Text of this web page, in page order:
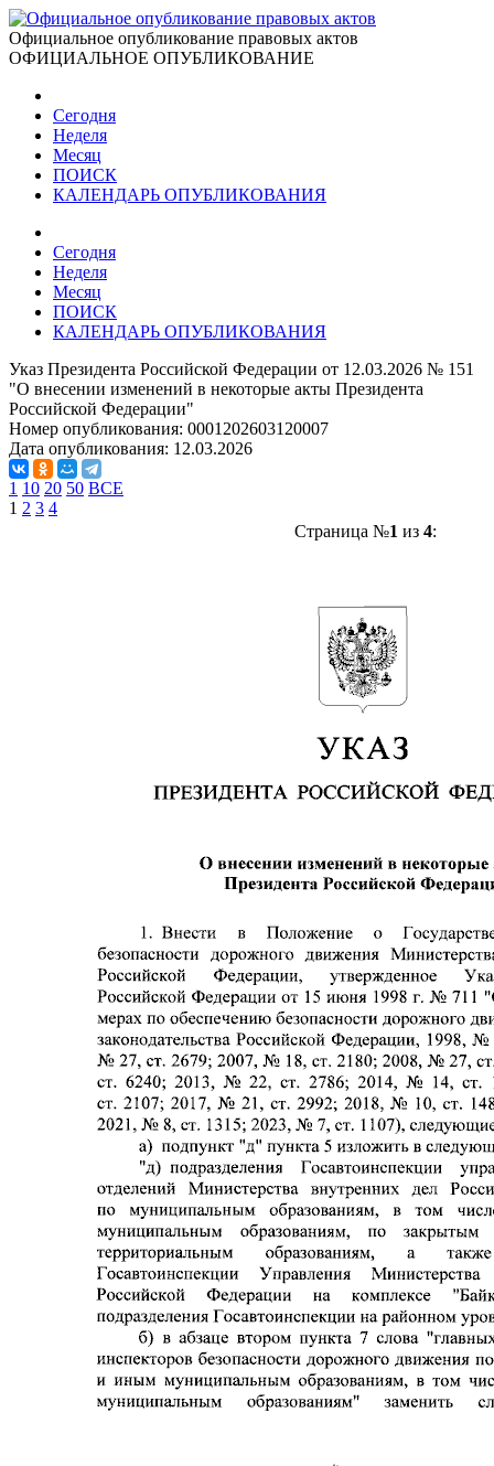
Официальное опубликование правовых актов
ОФИЦИАЛЬНОЕ ОПУБЛИКОВАНИЕ
Сегодня
Неделя
Месяц
ПОИСК
КАЛЕНДАРЬ ОПУБЛИКОВАНИЯ
Сегодня
Неделя
Месяц
ПОИСК
КАЛЕНДАРЬ ОПУБЛИКОВАНИЯ
Указ Президента Российской Федерации от 12.03.2026 № 151
"О внесении изменений в некоторые акты Президента
Российской Федерации"
Номер опубликования: 0001202603120007
Дата опубликования: 12.03.2026
1 10 20 50 ВСЕ
1 2 3 4
Страница №1 из 4: